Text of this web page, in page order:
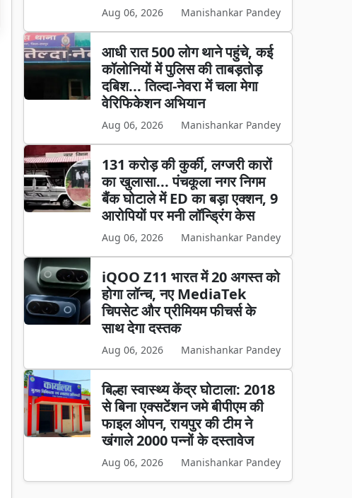
Aug 06, 2026 Manishankar Pandey
आधी रात 500 लोग थाने पहुंचे, कई
कॉलोनियों में पुलिस की ताबड़तोड़
दबिश... तिल्दा-नेवरा में चला मेगा
वेरिफिकेशन अभियान
Aug 06, 2026 Manishankar Pandey
131 करोड़ की कुर्की, लग्जरी कारों
का खुलासा... पंचकूला नगर निगम
बैंक घोटाले में ED का बड़ा एक्शन, 9
आरोपियों पर मनी लॉन्ड्रिंग केस
Aug 06, 2026 Manishankar Pandey
iQOO Z11 भारत में 20 अगस्त को
होगा लॉन्च, नए MediaTek
चिपसेट और प्रीमियम फीचर्स के
साथ देगा दस्तक
Aug 06, 2026 Manishankar Pandey
बिल्हा स्वास्थ्य केंद्र घोटाला: 2018
से बिना एक्सटेंशन जमे बीपीएम की
फाइल ओपन, रायपुर की टीम ने
खंगाले 2000 पन्नों के दस्तावेज
Aug 06, 2026 Manishankar Pandey